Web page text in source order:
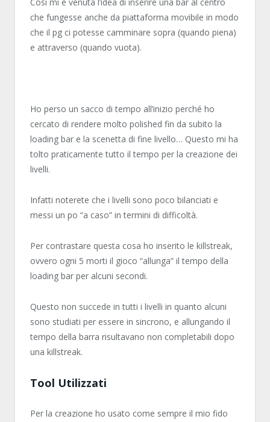
Così mi è venuta l’idea di inserire una bar al centro
che fungesse anche da piattaforma movibile in modo
che il pg ci potesse camminare sopra (quando piena)
e attraverso (quando vuota).
Ho perso un sacco di tempo all’inizio perché ho
cercato di rendere molto polished fin da subito la
loading bar e la scenetta di fine livello… Questo mi ha
tolto praticamente tutto il tempo per la creazione dei
livelli.
Infatti noterete che i livelli sono poco bilanciati e
messi un po “a caso” in termini di difficoltà.
Per contrastare questa cosa ho inserito le killstreak,
ovvero ogni 5 morti il gioco “allunga” il tempo della
loading bar per alcuni secondi.
Questo non succede in tutti i livelli in quanto alcuni
sono studiati per essere in sincrono, e allungando il
tempo della barra risultavano non completabili dopo
una killstreak.
Tool Utilizzati
Per la creazione ho usato come sempre il mio fido